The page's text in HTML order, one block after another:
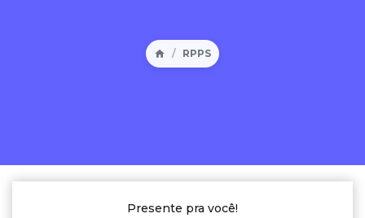
RPPS
Presente pra você!